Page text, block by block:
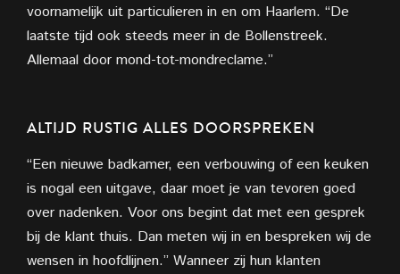
voornamelijk uit particulieren in en om Haarlem. “De
laatste tijd ook steeds meer in de Bollenstreek.
Allemaal door mond-tot-mondreclame.”
ALTIJD RUSTIG ALLES DOORSPREKEN
“Een nieuwe badkamer, een verbouwing of een keuken
is nogal een uitgave, daar moet je van tevoren goed
over nadenken. Voor ons begint dat met een gesprek
bij de klant thuis. Dan meten wij in en bespreken wij de
wensen in hoofdlijnen.” Wanneer zij hun klanten